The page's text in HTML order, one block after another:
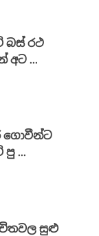
බස් රථ
අට ...
ගොවීන්ට
පු ...
සුළු